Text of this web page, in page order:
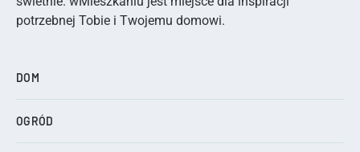
potrzebnej Tobie i Twojemu domowi.
DOM
OGRÓD